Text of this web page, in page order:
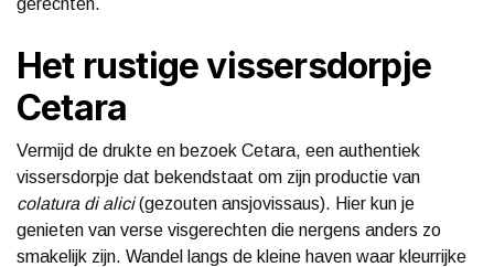
Het rustige vissersdorpje
Cetara
Vermijd de drukte en bezoek Cetara, een authentiek
vissersdorpje dat bekendstaat om zijn productie van
colatura di alici(gezouten ansjovissaus). Hier kun je
genieten van verse visgerechten die nergens anders zo
smakelijk zijn. Wandel langs de kleine haven waar kleurrijke